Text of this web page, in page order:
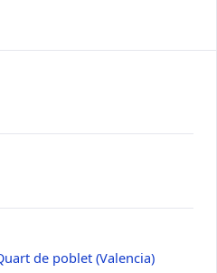
de poblet (Valencia)